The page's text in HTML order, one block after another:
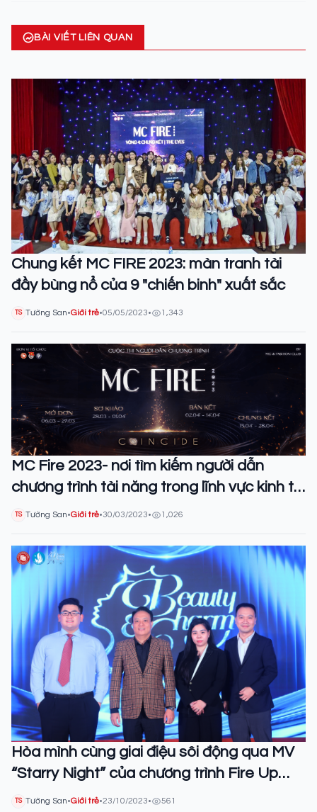
BÀI VIẾT LIÊN QUAN
Chung kết MC FIRE 2023: màn tranh tài
đầy bùng nổ của 9 "chiến binh" xuất sắc
TS Tường San•Giới trẻ•05/05/2023• 1,343
MC Fire 2023- nơi tìm kiếm người dẫn
chương trình tài năng trong lĩnh vực kinh tế
toàn cầu
TS Tường San•Giới trẻ•30/03/2023• 1,026
Hòa mình cùng giai điệu sôi động qua MV
“Starry Night” của chương trình Fire Up
2023: Stellarous
TS Tường San•Giới trẻ•23/10/2023• 561